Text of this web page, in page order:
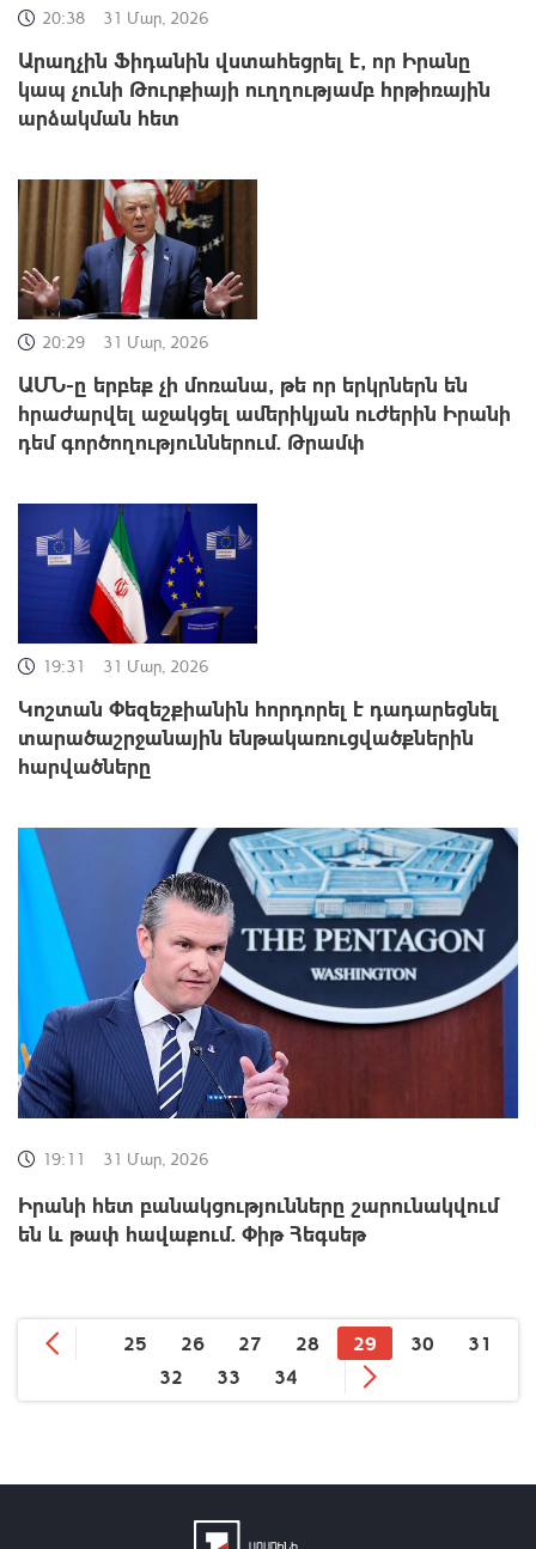
20:38 31 Մար, 2026
Արաղչին Ֆիդանին վստահեցրել է, որ Իրանը
կապ չունի Թուրքիայի ուղղությամբ հրթիռային
արձակման հետ
20:29 31 Մար, 2026
ԱՄՆ-ը երբեք չի մոռանա, թե որ երկրներն են
հրաժարվել աջակցել ամերիկյան ուժերին Իրանի
դեմ գործողություններում. Թրամփ
19:31 31 Մար, 2026
Կոշտան Փեզեշքիանին հորդորել է դադարեցնել
տարածաշրջանային ենթակառուցվածքներին
հարվածները
19:11 31 Մար, 2026
Իրանի հետ բանակցությունները շարունակվում
են և թափ հավաքում. Փիթ Հեգսեթ
25 26 27 28 29 30
31
32
33 34